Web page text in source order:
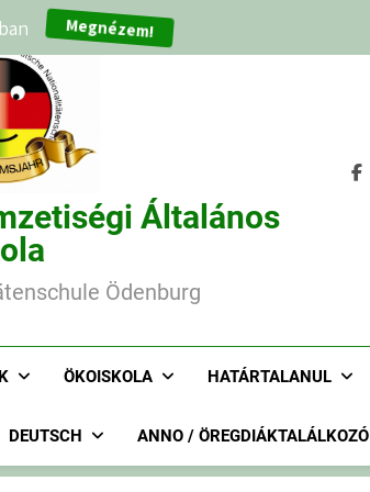
Általános
Ödenburg
ÖKOISKOLA HATÁRTALANUL
DEUTSCH ANNO / ÖREGDIÁKTALÁLKOZÓ
Megnézem!